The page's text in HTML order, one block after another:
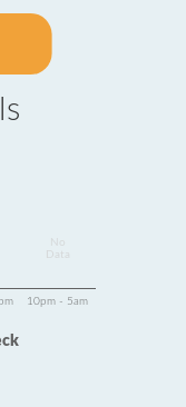
Data
10pm - 5am